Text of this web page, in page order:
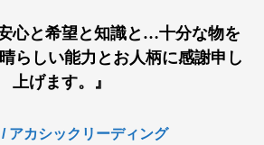
心と希望と知識と…十分な物を
らしい能力とお人柄に感謝申し
上げます。』
カシックリーディング